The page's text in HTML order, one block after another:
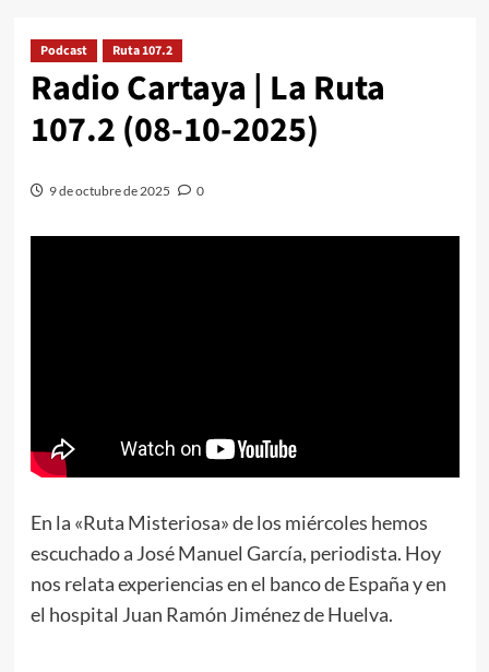
Podcast Ruta 107.2
Radio Cartaya | La Ruta
107.2 (08-10-2025)
9 de octubre de 2025 0
En la «Ruta Misteriosa» de los miércoles hemos
escuchado a José Manuel García, periodista. Hoy
nos relata experiencias en el banco de España y en
el hospital Juan Ramón Jiménez de Huelva.